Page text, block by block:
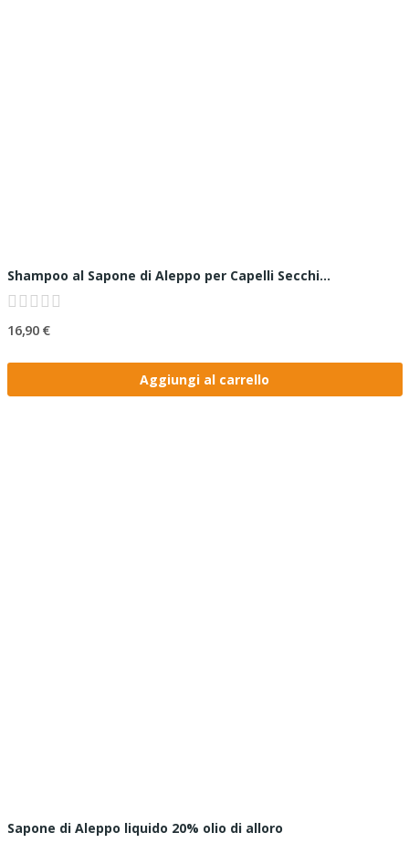
Shampoo al Sapone di Aleppo per Capelli Secchi...
16,90 €
Aggiungi al carrello
Sapone di Aleppo liquido 20% olio di alloro